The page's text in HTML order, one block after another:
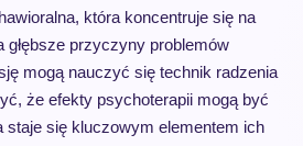
która koncentruje się na
przyczyny problemów
mogą nauczyć się technik radzenia
że efekty psychoterapii mogą być
staje się kluczowym elementem ich